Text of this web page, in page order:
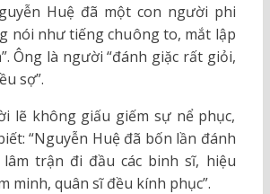
Huệ đã một con người phi
nói như tiếng chuông to, mắt lập
Ông là người “đánh giặc rất giỏi,
sợ”.
lẽ không giấu giếm sự nể phục,
“Nguyễn Huệ đã bốn lần đánh
trận đi đầu các binh sĩ, hiệu
minh, quân sĩ đều kính phục”.